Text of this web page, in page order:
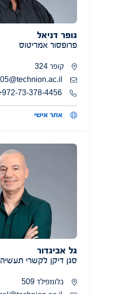
גופר דניאל
פרופסור אמריטוס
קופר 324
אתר אישי
גל אביגדור
סגן דיקן לקשרי תעשיה | פרופ' מן המניין
בלומפילד 509